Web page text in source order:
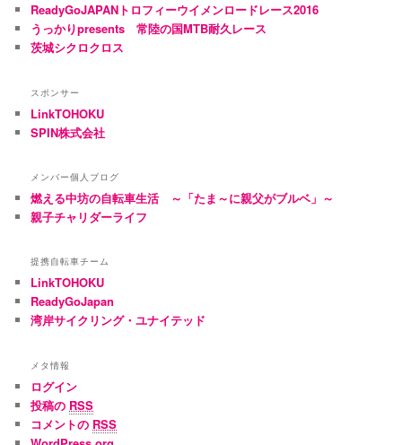
ReadyGoJAPANトロフィーウイメンロードレース2016
うっかりpresents 常陸の国MTB耐久レース
茨城シクロクロス
スポンサー
LinkTOHOKU
SPIN株式会社
メンバー個人ブログ
燃える中坊の自転車生活 ～「たま～に親父がブルベ」～
親子チャリダーライフ
提携自転車チーム
LinkTOHOKU
ReadyGoJapan
湾岸サイクリング・ユナイテッド
メタ情報
ログイン
投稿の RSS
コメントの RSS